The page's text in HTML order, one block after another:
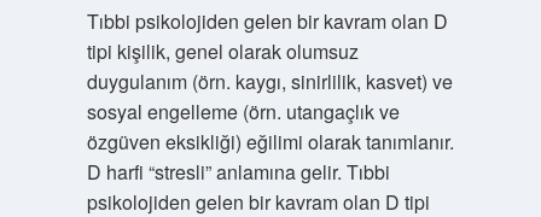
Tıbbi psikolojiden gelen bir kavram olan D
tipi kişilik, genel olarak olumsuz
duygulanım (örn. kaygı, sinirlilik, kasvet) ve
sosyal engelleme (örn. utangaçlık ve
özgüven eksikliği) eğilimi olarak tanımlanır.
D harfi “stresli” anlamına gelir. Tıbbi
psikolojiden gelen bir kavram olan D tipi